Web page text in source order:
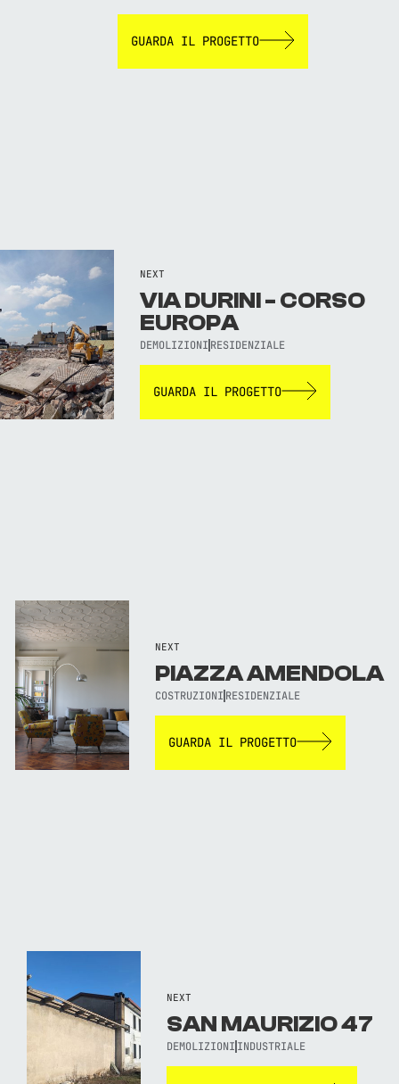
GUARDA IL PROGETTO
NEXT
VIA DURINI - CORSO
EUROPA
DEMOLIZIONI RESIDENZIALE
GUARDA IL PROGETTO
NEXT
PIAZZA AMENDOLA
COSTRUZIONI RESIDENZIALE
GUARDA IL PROGETTO
NEXT
SAN MAURIZIO 47
DEMOLIZIONI INDUSTRIALE